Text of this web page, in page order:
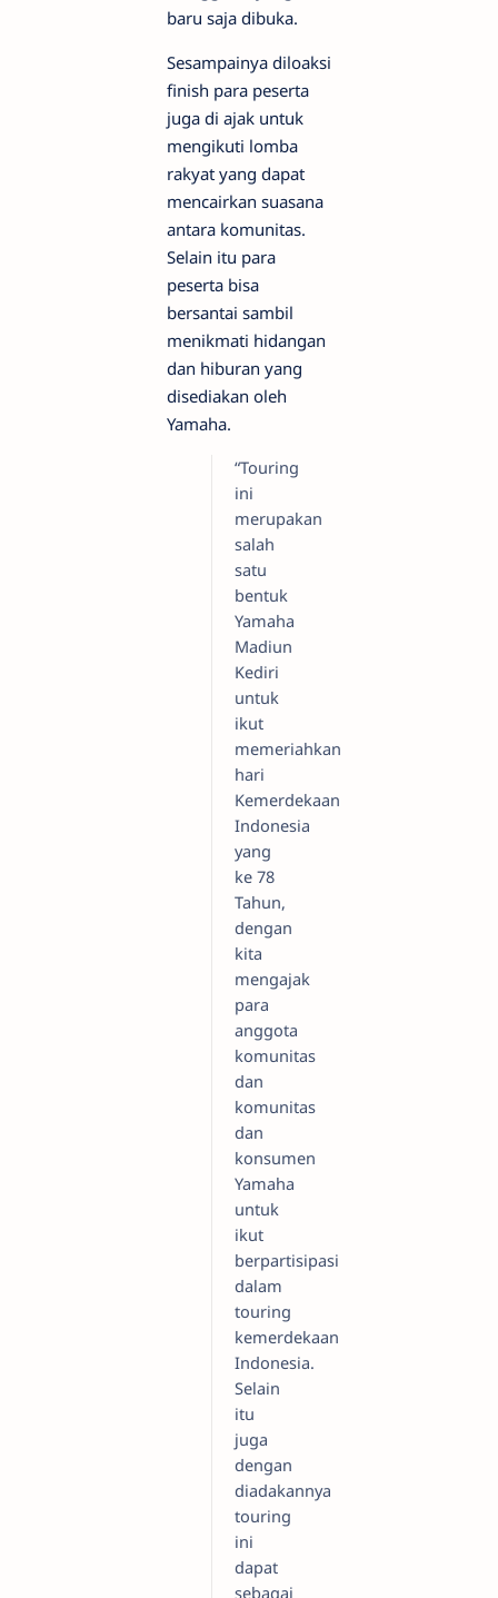
baru saja dibuka.
Sesampainya diloaksi
finish para peserta
juga di ajak untuk
mengikuti lomba
rakyat yang dapat
mencairkan suasana
antara komunitas.
Selain itu para
peserta bisa
bersantai sambil
menikmati hidangan
dan hiburan yang
disediakan oleh
Yamaha.
“Touring
ini
merupakan
salah
satu
bentuk
Yamaha
Madiun
Kediri
untuk
ikut
memeriahkan
hari
Kemerdekaan
Indonesia
yang
ke 78
Tahun,
dengan
kita
mengajak
para
anggota
komunitas
dan
komunitas
dan
konsumen
Yamaha
untuk
ikut
berpartisipasi
dalam
touring
kemerdekaan
Indonesia.
Selain
itu
juga
dengan
diadakannya
touring
ini
dapat
sebagai